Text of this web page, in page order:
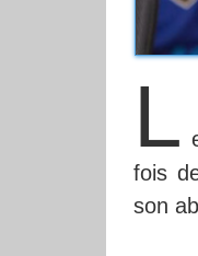
L
fois
son